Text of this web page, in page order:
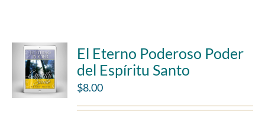
El Eterno Poderoso Poder
del Espíritu Santo
$8.00